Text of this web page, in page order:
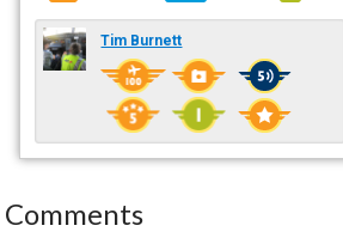
Tim Burnett
Comments